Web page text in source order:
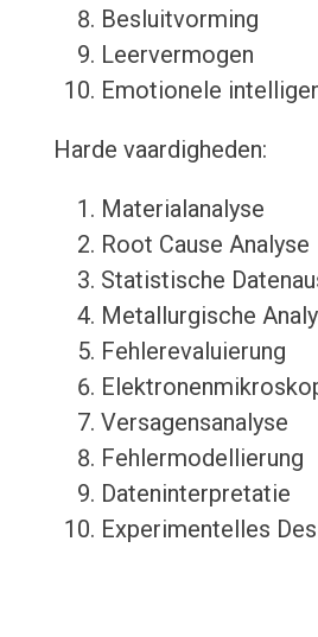
Besluitvorming
Leervermogen
Emotionele
Harde vaardigheden:
Materialanalyse
Root Cause Analyse
Statistische
Metallurgische
Fehlerevaluierung
Versagensanalyse
Fehlermodellierung
Dateninterpretatie
Experimentelles